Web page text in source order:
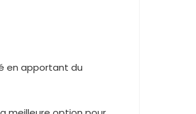
en apportant du